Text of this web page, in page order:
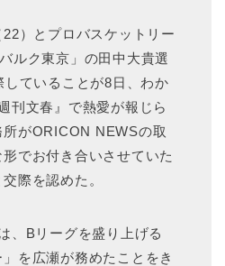
）とプロバスケットリー
ルク東京」の田中大貴選
ていることが8日、わか
刊文春』で熱愛が報じら
がORICON NEWSの取
でお付き合いさせていた
際を認めた。
、Bリーグを盛り上げる
」を広瀬が務めたことをき